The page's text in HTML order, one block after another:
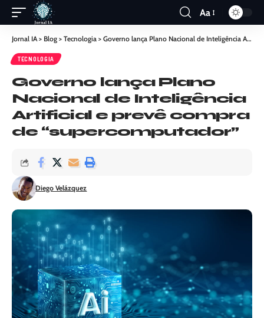
Aa
Jornal IA> Blog > Tecnologia > Governo lança Plano Nacional de Inteligência Artificial e prevê compra de “supercomputador”
TECNOLOGIA
Governo lança Plano
Nacional de Inteligência
Artificial e prevê compra
de “supercomputador”
Diego Velázquez